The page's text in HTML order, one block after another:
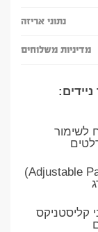
נתוני אריזה
מדיניות משלוחים
לשימור
מקבילים מתכווננים (Adjustable Parallette Equalizer)
קליסטניקס